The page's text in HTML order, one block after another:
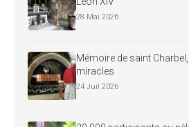
28 Mai 2026
Mémoire de saint
miracles
24 Juil 2026